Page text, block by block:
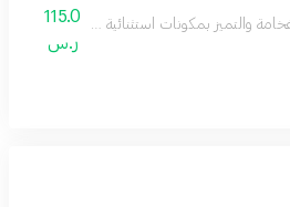
والتميز بمكونات استثنائية مختارة بعناية
115.0
ر.س